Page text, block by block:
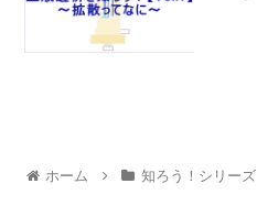
ホーム 知ろう！シリーズ